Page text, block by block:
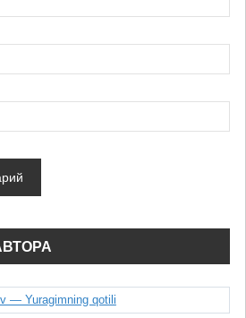
— Yuragimning qotili